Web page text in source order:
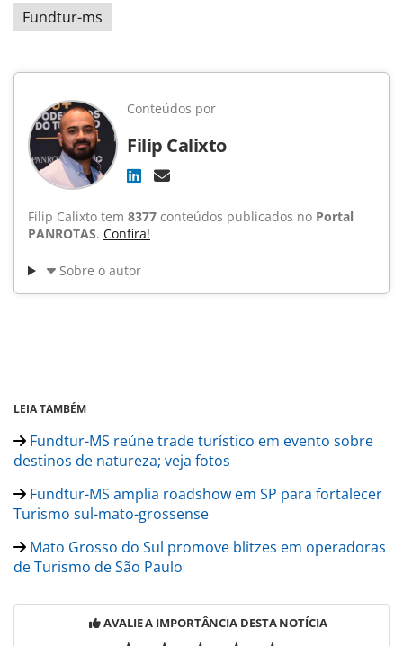
Fundtur-ms
Conteúdos por
Filip Calixto
Filip Calixto tem 8377 conteúdos publicados no Portal
PANROTAS. Confira!
Sobre o autor
LEIA TAMBÉM
Fundtur-MS reúne trade turístico em evento sobre
destinos de natureza; veja fotos
Fundtur-MS amplia roadshow em SP para fortalecer
Turismo sul-mato-grossense
Mato Grosso do Sul promove blitzes em operadoras
de Turismo de São Paulo
AVALIE A IMPORTÂNCIA DESTA NOTÍCIA